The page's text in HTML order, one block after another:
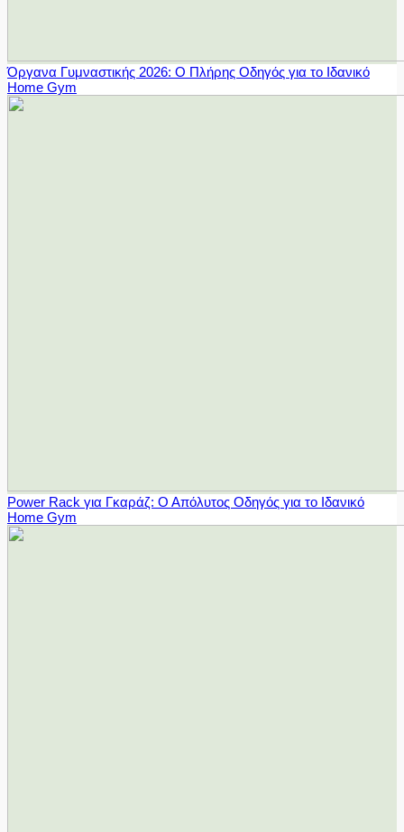
Όργανα Γυμναστικής 2026: Ο Πλήρης Οδηγός για το Ιδανικό
Home Gym
Power Rack για Γκαράζ: Ο Απόλυτος Οδηγός για το Ιδανικό
Home Gym